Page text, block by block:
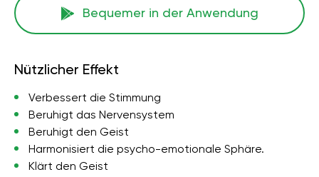
Bequemer in der Anwendung
Nützlicher Effekt
Verbessert die Stimmung
Beruhigt das Nervensystem
Beruhigt den Geist
Harmonisiert die psycho-emotionale Sphäre.
Klärt den Geist